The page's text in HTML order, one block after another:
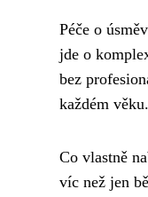
Péče o
jde o
bez
každém věku.
Co vlastně
víc než jen